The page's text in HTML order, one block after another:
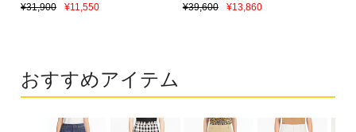
¥31,900 ¥11,550
¥31,900 ¥11,550 ¥39,600 ¥13,860
¥39,600 ¥13,860
おすすめアイテム